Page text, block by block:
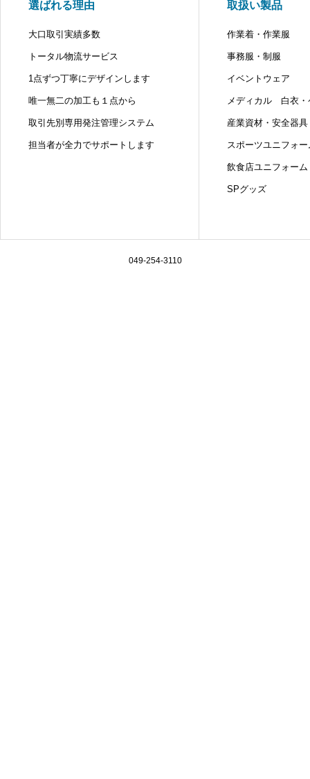
選ばれる理由
大口取引実績多数
トータル物流サービス
1点ずつ丁寧にデザインします
唯一無二の加工も１点から
取引先別専用発注管理システム
担当者が全力でサポートします
取扱い製品
作業着・作業服
事務服・制服
イベントウェア
メディカル 白衣・
産業資材・安全器具
スポーツユニフォー
飲食店ユニフォーム
SPグッズ
049-254-3110